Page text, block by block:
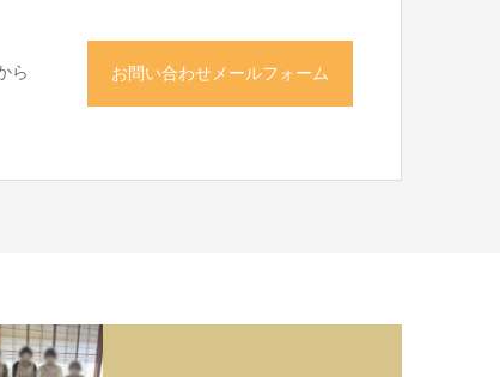
ら お問い合わせメールフォーム